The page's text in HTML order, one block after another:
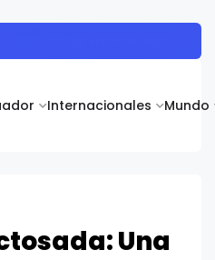
Internacionales Mundo
Una